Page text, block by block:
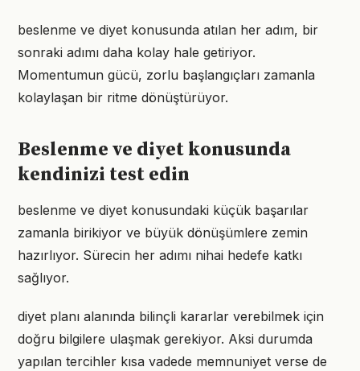
beslenme ve diyet konusunda atılan her adım, bir
sonraki adımı daha kolay hale getiriyor.
Momentumun gücü, zorlu başlangıçları zamanla
kolaylaşan bir ritme dönüştürüyor.
Beslenme ve diyet konusunda
kendinizi test edin
beslenme ve diyet konusundaki küçük başarılar
zamanla birikiyor ve büyük dönüşümlere zemin
hazırlıyor. Sürecin her adımı nihai hedefe katkı
sağlıyor.
diyet planı alanında bilinçli kararlar verebilmek için
doğru bilgilere ulaşmak gerekiyor. Aksi durumda
yapılan tercihler kısa vadede memnuniyet verse de